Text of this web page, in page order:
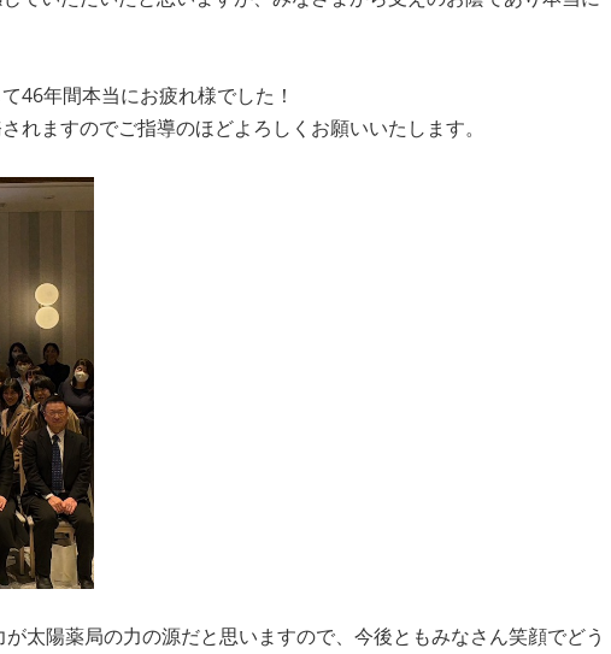
46年間本当にお疲れ様でした！
れますのでご指導のほどよろしくお願いいたします。
太陽薬局の力の源だと思いますので、今後ともみなさん笑顔でどう